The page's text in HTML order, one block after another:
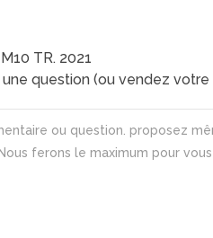
TR. 2021
question (ou vendez votre